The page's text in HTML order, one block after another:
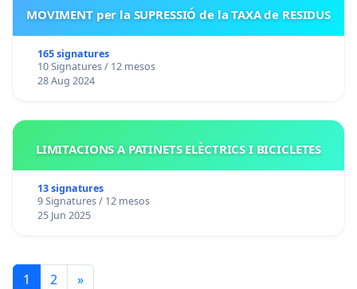
MOVIMENT per la SUPRESSIÓ de la TAXA de RESIDUS
165 signatures
10 Signatures / 12 mesos
28 Aug 2024
LIMITACIONS A PATINETS ELÈCTRICS I BICICLETES
13 signatures
9 Signatures / 12 mesos
25 Jun 2025
1 2 »